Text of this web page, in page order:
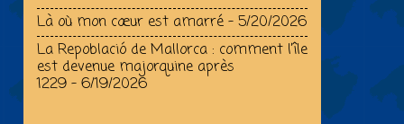
Là où mon cœur est amarré - 5/20/2026
La Repoblació de Mallorca : comment l’île
est devenue majorquine après
1229 - 6/19/2026